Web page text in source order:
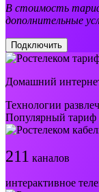
В стоимость
дополнительные
Подключить
Домашний
Технологии
Популярный тариф
211 каналов
интерактивное